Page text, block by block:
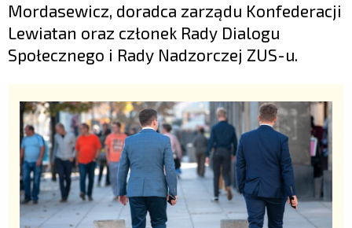
Mordasewicz, doradca zarządu Konfederacji
Lewiatan oraz członek Rady Dialogu
Społecznego i Rady Nadzorczej ZUS-u.